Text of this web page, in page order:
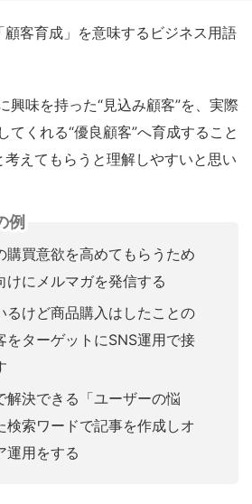
客育成」を意味するビジネス用語
興味を持った“見込み顧客”を、実際
てくれる“優良顧客”へ育成すること
考えてもらうと理解しやすいと思い
例
購買意欲を高めてもらうため
けにメルマガを発信する
るけど商品購入はしたことの
をターゲットにSNS運用で接
解決できる「ユーザーの悩
検索ワードで記事を作成しオ
運用をする